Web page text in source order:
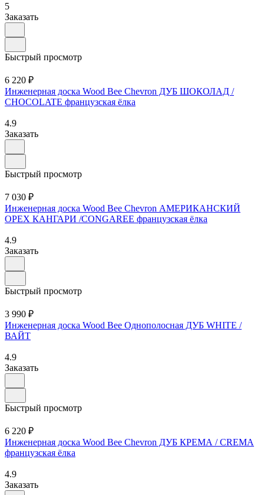
5
Заказать
Быстрый просмотр
6 220 ₽
Инженерная доска Wood Bee Chevron ДУБ ШОКОЛАД /
CHOCOLATE французская ёлка
4.9
Заказать
Быстрый просмотр
7 030 ₽
Инженерная доска Wood Bee Chevron АМЕРИКАНСКИЙ
ОРЕХ КАНГАРИ /CONGAREE французская ёлка
4.9
Заказать
Быстрый просмотр
3 990 ₽
Инженерная доска Wood Bee Однополосная ДУБ WHITE /
ВАЙТ
4.9
Заказать
Быстрый просмотр
6 220 ₽
Инженерная доска Wood Bee Chevron ДУБ КРЕМА / CREMA
французская ёлка
4.9
Заказать